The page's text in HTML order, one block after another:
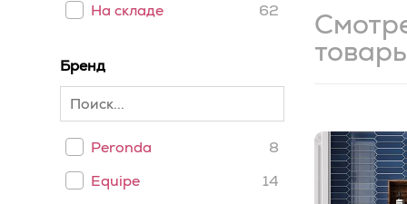
На складе
62
Бренд
Peronda
8
Equipe
14